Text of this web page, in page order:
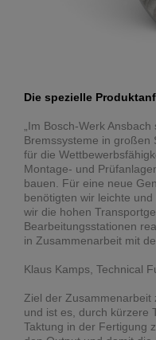
Die spezielle
„Im Bosch-Werk
Bremssysteme in großen
für die
Montage- und
bauen. Für eine neue
benötigten wir leichte
wir die hohen
Bearbeitungsstationen
in Zusammenarbeit mit
Klaus Kamps, Technical
Ziel der Zusammenarbeit
und ist es, durch kürzere
Taktung in der Fertigung